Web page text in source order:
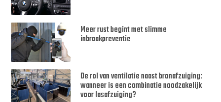
Meer rust begint met slimme
inbraakpreventie
De rol van ventilatie naast bronafzuiging:
wanneer is een combinatie noodzakelijk
voor lasafzuiging?